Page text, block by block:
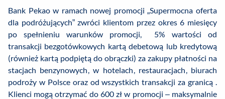
Bank Pekao w ramach nowej promocji „Supermocna oferta
dla podróżujących” zwróci klientom przez okres 6 miesięcy
po spełnieniu warunków promocji, 5% wartości od
transakcji bezgotówkowych kartą debetową lub kredytową
(również kartą podpiętą do obrączki) za zakupy płatności na
stacjach benzynowych, w hotelach, restauracjach, biurach
podroży w Polsce oraz od wszystkich transakcji za granicą .
Klienci mogą otrzymać do 600 zł w promocji – maksymalnie